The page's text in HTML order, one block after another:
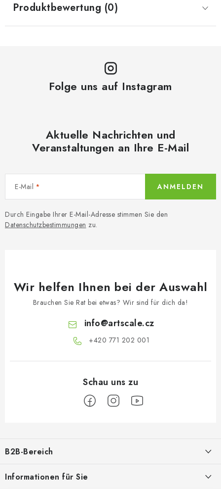
Produktbewertung (0)
Folge uns auf Instagram
Aktuelle Nachrichten und
Veranstaltungen an Ihre E-Mail
E-Mail
Durch Eingabe Ihrer E-Mail-Adresse stimmen Sie den
Datenschutzbestimmungen zu.
ANMELDEN
Wir helfen Ihnen bei der Auswahl
Brauchen Sie Rat bei etwas? Wir sind für dich da!
info@artscale.cz
+420 771 202 001​
ß
z
e
B2B-Bereich
Geschäftspartner, die Bereitstellung geeigneter Dienstleistungen und
Informationen für Sie